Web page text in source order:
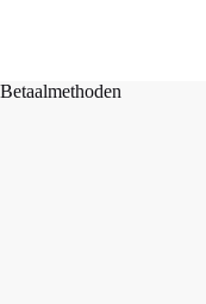
Betaalmethoden